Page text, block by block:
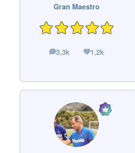
Gran Maestro
3,3k
messaggi1,2k
Reputazione